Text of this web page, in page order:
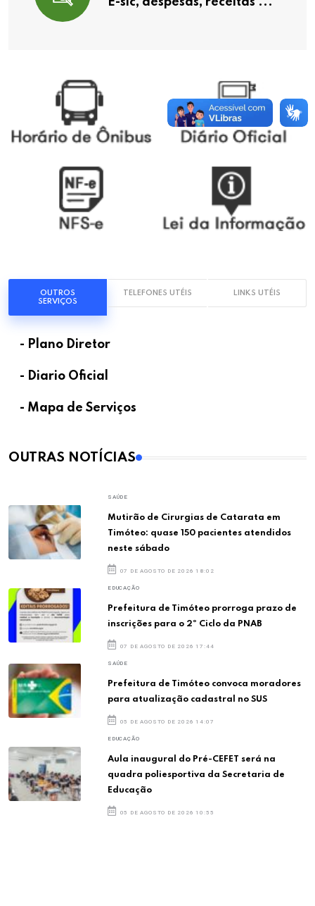
OUTROS
SERVIÇOS
TELEFONES UTÉIS LINKS UTÉIS
- Plano Diretor
- Diario Oficial
- Mapa de Serviços
OUTRAS NOTÍCIAS
SAÚDE
Mutirão de Cirurgias de Catarata em
Timóteo: quase 150 pacientes atendidos
neste sábado
07 DE AGOSTO DE 2026 18:02
EDUCAÇÃO
Prefeitura de Timóteo prorroga prazo de
inscrições para o 2º Ciclo da PNAB
07 DE AGOSTO DE 2026 17:44
SAÚDE
Prefeitura de Timóteo convoca moradores
para atualização cadastral no SUS
05 DE AGOSTO DE 2026 14:07
EDUCAÇÃO
Aula inaugural do Pré-CEFET será na
quadra poliesportiva da Secretaria de
Educação
05 DE AGOSTO DE 2026 10:55